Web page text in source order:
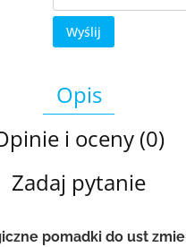
Wyślij
Opis
i oceny (0)
Zadaj pytanie
pomadki do ust